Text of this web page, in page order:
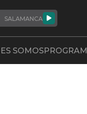
SALAMANCA
SOMOS